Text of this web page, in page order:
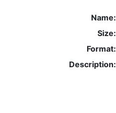
Name:
Size:
Format:
Description: